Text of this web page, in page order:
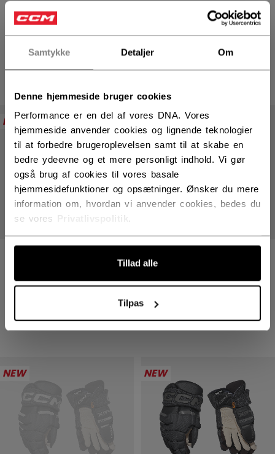
Samtykke Detaljer Om
Denne hjemmeside bruger cookies
Performance er en del af vores DNA. Vores
hjemmeside anvender cookies og lignende teknologier
til at forbedre brugeroplevelsen samt til at skabe en
bedre ydeevne og et mere personligt indhold. Vi gør
også brug af cookies til vores basale
hjemmesidefunktioner og opsætninger. Ønsker du mere
information om, hvordan vi anvender cookies, bedes du
se vores
.
Tillad alle
Tilpas
TACKS XR PRO
HANSKER SENIOR
1699,00 kr
TACKS XR PRO
HANSKER SENIOR
NEW
4 colors
NEW
HANSKER SENIOR
NEW NEW